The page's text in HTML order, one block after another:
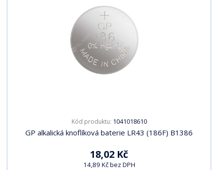
Kód produktu: 1041018610
GP alkalická knoflíková baterie LR43 (186F) B1386
18,02 Kč
14,89 Kč bez DPH